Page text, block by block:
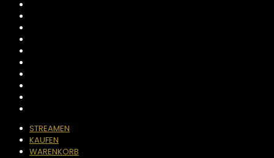
STREAMEN
KAUFEN
WARENKORB